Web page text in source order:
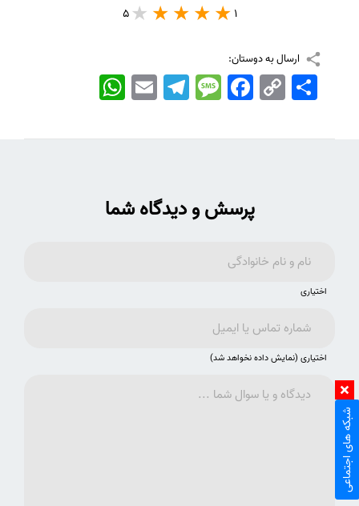
1
5
ارسال به دوستان:
WhatsApp EmailTelegramMessageFacebook Copy
Link
اشتراک
پرسش و دیدگاه شما
اختیاری
اختیاری (نمایش داده نخواهد شد)
شبکه های اجتماعی